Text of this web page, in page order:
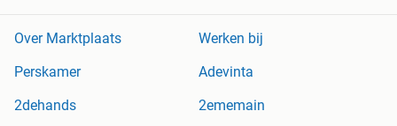
Over Marktplaats
Werken bij
Perskamer
Adevinta
2dehands
2ememain